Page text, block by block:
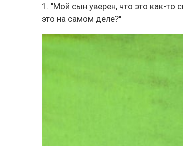
1. "Мой сын уверен, что это как-то
это на самом деле?"